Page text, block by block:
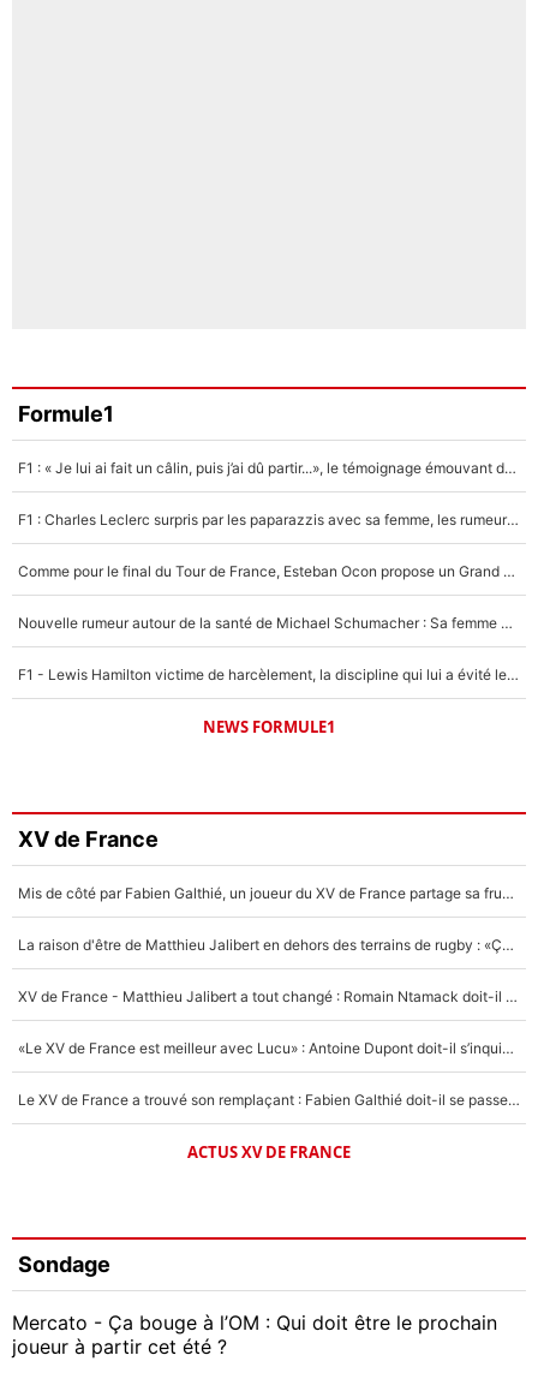
Formule1
F1 : « Je lui ai fait un câlin, puis j’ai dû partir...», le témoignage émouvant de Max Verstappen sur sa fille
F1 : Charles Leclerc surpris par les paparazzis avec sa femme, les rumeurs étaient vraies !
Comme pour le final du Tour de France, Esteban Ocon propose un Grand Prix de Formule 1 à Paris : «Autour de l’Arc de Triomphe, ce serait génial» !
Nouvelle rumeur autour de la santé de Michael Schumacher : Sa femme Corinna sort du silence
F1 - Lewis Hamilton victime de harcèlement, la discipline qui lui a évité le pire : «J'aurais probablement mal tourné»
NEWS FORMULE1
XV de France
Mis de côté par Fabien Galthié, un joueur du XV de France partage sa frustration : «ils ne me l’ont pas dit tout de suite»
La raison d'être de Matthieu Jalibert en dehors des terrains de rugby : «Ça m'atteint autant que si tu touches à un membre de ma famille»
XV de France - Matthieu Jalibert a tout changé : Romain Ntamack doit-il s’inquiéter pour sa place à un an de la Coupe du monde ?
«Le XV de France est meilleur avec Lucu» : Antoine Dupont doit-il s’inquiéter pour sa place ?
Le XV de France a trouvé son remplaçant : Fabien Galthié doit-il se passer d'Antoine Dupont ?
ACTUS XV DE FRANCE
Sondage
Mercato - Ça bouge à l’OM : Qui doit être le prochain
joueur à partir cet été ?